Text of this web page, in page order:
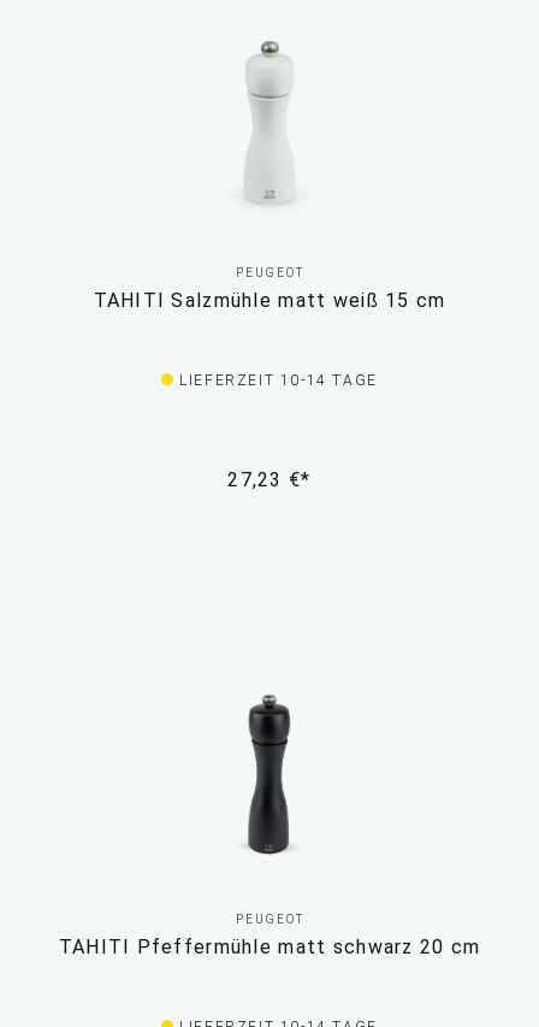
PEUGEOT
TAHITI Salzmühle matt weiß 15 cm
LIEFERZEIT 10-14 TAGE
27,23 €*
PEUGEOT
TAHITI Pfeffermühle matt schwarz 20 cm